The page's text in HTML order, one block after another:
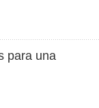
para una